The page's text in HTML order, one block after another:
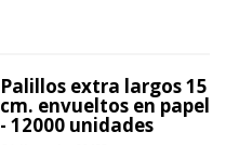
Palillos extra largos 15
cm. envueltos en papel
- 12000 unidades